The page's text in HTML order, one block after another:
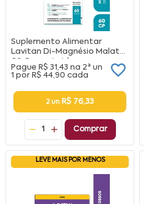
Suplemento Alimentar
Lavitan Di-Magnésio Malato
60 Comprimidos
Pague R$ 31,43 na 2ª un
1 por R$ 44,90 cada
2 un R$ 76,33
1 Comprar
LEVE MAIS POR MENOS